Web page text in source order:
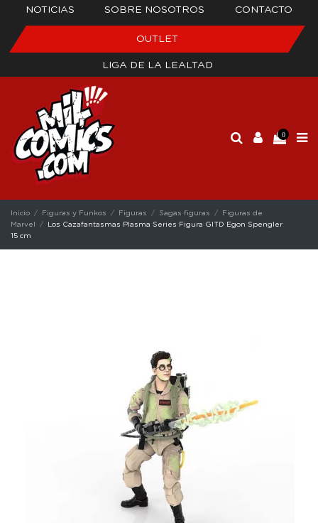
NOTICIAS SOBRE NOSOTROS CONTACTO
OUTLET
LIGA DE LA LEALTAD
0
Inicio Figuras y Funkos Figuras Sagas figuras
Figuras de
Marvel
Los Cazafantasmas Plasma Series Figura GITD Egon Spengler
15 cm